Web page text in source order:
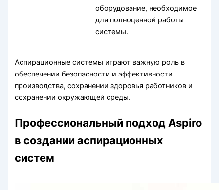
оборудование, необходимое
для полноценной работы
системы.
Аспирационные системы играют важную роль в
обеспечении безопасности и эффективности
производства, сохранении здоровья работников и
сохранении окружающей среды.
Профессиональный подход Aspiro
в создании аспирационных
систем